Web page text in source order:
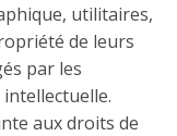
utilitaires,
de leurs
par les
aux droits de